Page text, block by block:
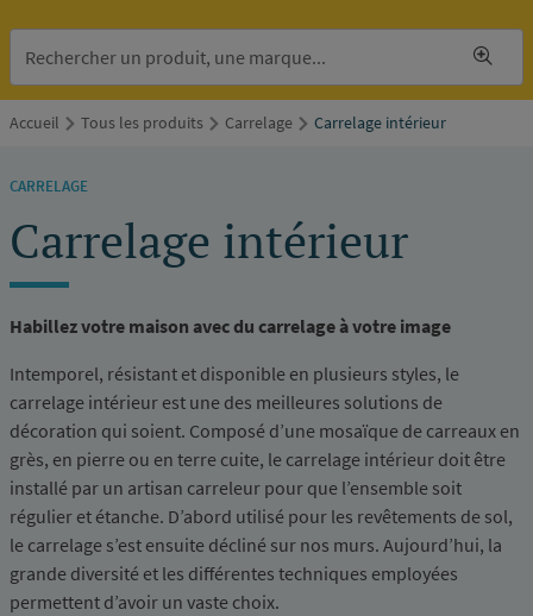
Accueil Tous les produits Carrelage Carrelage intérieur
CARRELAGE
Carrelage intérieur
Habillez votre maison avec du carrelage à votre image
Intemporel, résistant et disponible en plusieurs styles, le
carrelage intérieur est une des meilleures solutions de
décoration qui soient. Composé d’une mosaïque de carreaux en
grès, en pierre ou en terre cuite, le carrelage intérieur doit être
installé par un artisan carreleur pour que l’ensemble soit
régulier et étanche. D’abord utilisé pour les revêtements de sol,
le carrelage s’est ensuite décliné sur nos murs. Aujourd’hui, la
grande diversité et les différentes techniques employées
permettent d’avoir un vaste choix.